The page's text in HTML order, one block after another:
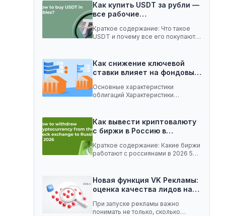
Как купить USDT за рубли —
все рабочие…
Краткое содержание: Что такое
USDT и почему все его покупают 5
Как снижение ключевой
ставки влияет на фондовый
Основные характеристики
облигаций Характеристики
ключевой…
Как вывести криптовалюту
с биржи в Россию в…
Краткое содержание: Какие биржи
работают с россиянами в 2026 5
Новая функция VK Рекламы:
оценка качества лидов на…
При запуске рекламы важно
понимать не только, сколько